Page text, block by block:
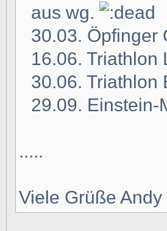
aus wg.
30.03. Öpfinger
16.06. Triathlon
30.06. Triathlon
29.09. Einstein-
.....
Viele Grüße Andy